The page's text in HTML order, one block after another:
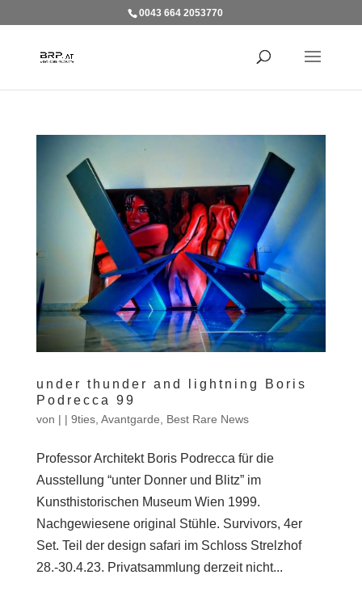
0043 664 2053770
under thunder and lightning Boris
Podrecca 99
von | | 9ties, Avantgarde Best Rare News
Professor Architekt Boris Podrecca für die
Ausstellung “unter Donner und Blitz” im
Kunsthistorischen Museum Wien 1999.
Nachgewiesene original Stühle. Survivors, 4er
Set. Teil der design safari im Schloss Strelzhof
28.-30.4.23. Privatsammlung derzeit nicht...